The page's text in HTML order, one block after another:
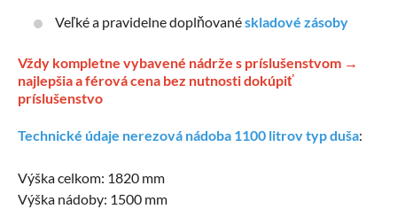
Veľké a pravidelne doplňovanéskladové zásoby
Vždy kompletne vybavené nádrže s príslušenstvom →
najlepšia a férová cena bez nutnosti dokúpiť
príslušenstvo
Technické údaje nerezová nádoba 1100 litrov typ duša:
Výška celkom: 1820 mm
Výška nádoby: 1500 mm